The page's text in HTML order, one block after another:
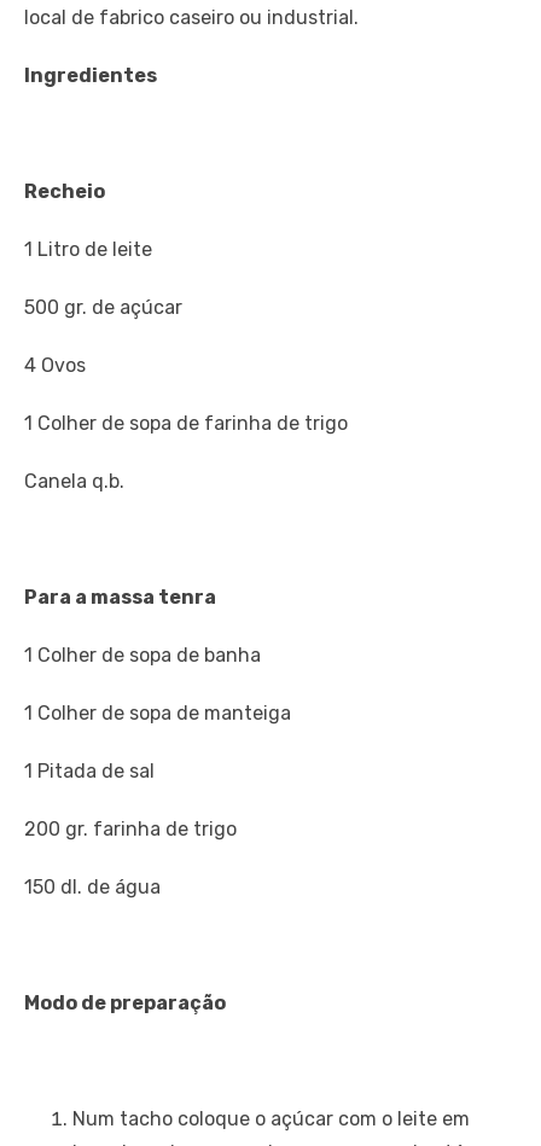
local de fabrico caseiro ou industrial.
Ingredientes
Recheio
1 Litro de leite
500 gr. de açúcar
4 Ovos
1 Colher de sopa de farinha de trigo
Canela q.b.
Para a massa tenra
1 Colher de sopa de banha
1 Colher de sopa de manteiga
1 Pitada de sal
200 gr. farinha de trigo
150 dl. de água
Modo de preparação
Num tacho coloque o açúcar com o leite em